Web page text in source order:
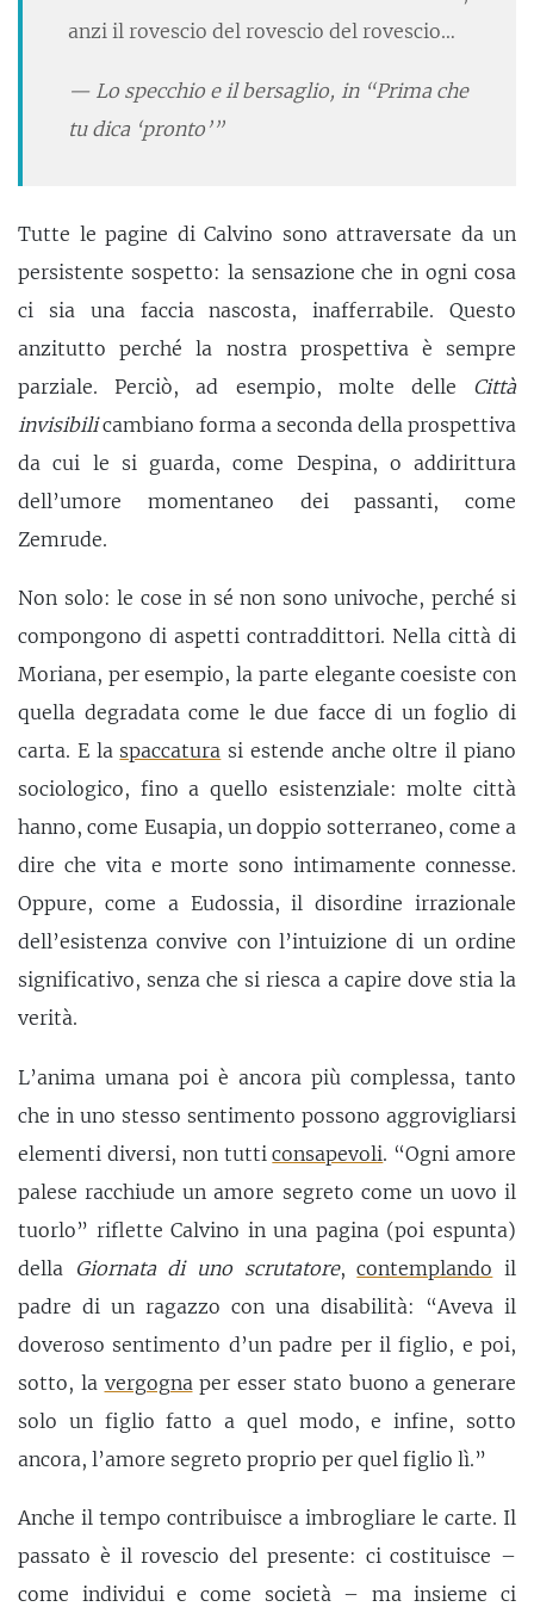
anzi il rovescio del rovescio del rovescio…
Lo specchio e il bersaglio, in “Prima che
tu dica ‘pronto’”
Tutte le pagine di Calvino sono attraversate da un
persistente sospetto: la sensazione che in ogni cosa
ci sia una faccia nascosta, inafferrabile. Questo
anzitutto perché la nostra prospettiva è sempre
parziale. Perciò, ad esempio, molte delle Città
invisibilicambiano forma a seconda della prospettiva
da cui le si guarda, come Despina, o addirittura
dell’umore momentaneo dei passanti, come
Zemrude.
Non solo: le cose in sé non sono univoche, perché si
compongono di aspetti contraddittori. Nella città di
Moriana, per esempio, la parte elegante coesiste con
quella degradata come le due facce di un foglio di
carta. E la spaccatura si estende anche oltre il piano
sociologico, fino a quello esistenziale: molte città
hanno, come Eusapia, un doppio sotterraneo, come a
dire che vita e morte sono intimamente connesse.
Oppure, come a Eudossia, il disordine irrazionale
dell’esistenza convive con l’intuizione di un ordine
significativo, senza che si riesca a capire dove stia la
verità.
L’anima umana poi è ancora più complessa, tanto
che in uno stesso sentimento possono aggrovigliarsi
elementi diversi, non tutticonsapevoli. “Ogni amore
palese racchiude un amore segreto come un uovo il
tuorlo” riflette Calvino in una pagina (poi espunta)
della
Giornata di uno scrutatore,contemplando il
padre di un ragazzo con una disabilità: “Aveva il
doveroso sentimento d’un padre per il figlio, e poi,
sotto, la vergogna per esser stato buono a generare
solo un figlio fatto a quel modo, e infine, sotto
ancora, l’amore segreto proprio per quel figlio lì.”
Anche il tempo contribuisce a imbrogliare le carte. Il
passato è il rovescio del presente: ci costituisce –
come individui e come società – ma insieme ci